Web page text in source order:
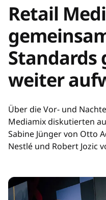
Retail
Standards
weiter
Über die Vor- und
Mediamix diskutierten
Sabine Jünger von Otto
Nestlé und Robert Jozic